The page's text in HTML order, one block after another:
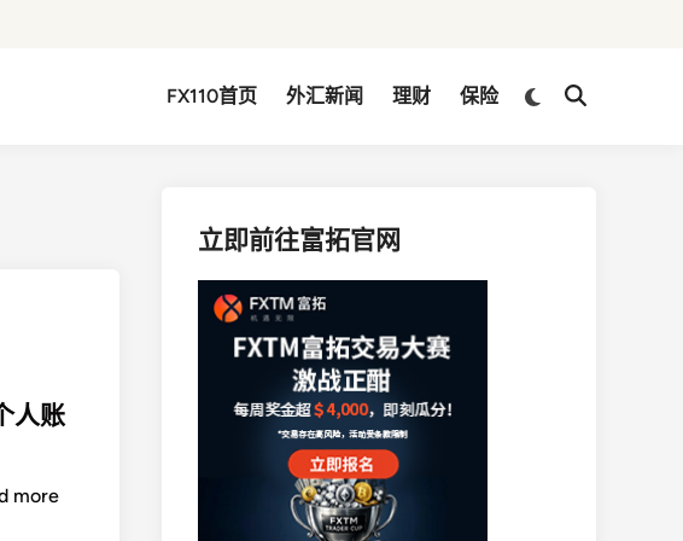
FX110首页 外汇新闻 理财 保险
Switch
Open
人账
more
立即前往富拓官网